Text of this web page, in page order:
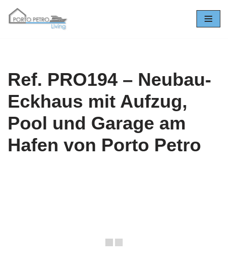
Ref. PRO194 – Neubau-
Eckhaus mit Aufzug,
Pool und Garage am
Hafen von Porto Petro